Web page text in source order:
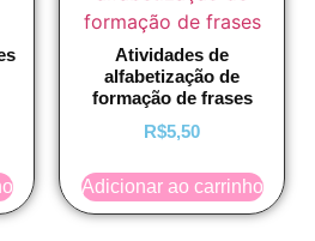
Atividades de
alfabetização de
formação de frases
R$5,50
Adicionar ao carrinho